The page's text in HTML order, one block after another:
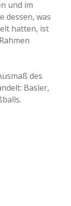
und im
dessen, was
hatten, ist
des
Basler,